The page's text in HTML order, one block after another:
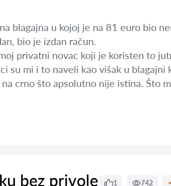
blagajna u kojoj je na 81 euro bio
bio je izdan račun.
privatni novac koji je koristen to
su mi i to naveli kao višak u blagajni
crno što apsolutno nije istina. Što
bez privole 1 742